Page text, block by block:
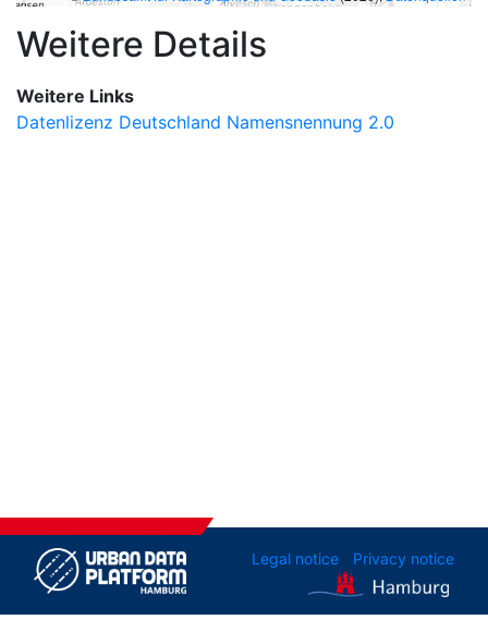
Weitere Details
Weitere Links
Datenlizenz Deutschland Namensnennung 2.0
Legal notice Privacy notice